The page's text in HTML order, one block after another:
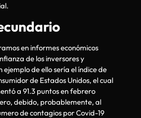
en informes económicos
de los inversores y
ejemplo de ello sería el índice de
de Estados Unidos, el cual
a 91.3 puntos en febrero
debido, probablemente, al
de contagios por Covid-19